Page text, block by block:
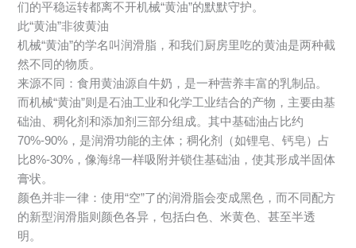
们的平稳运转都离不开机械“黄油”的默默守护。
此“黄油”非彼黄油
机械“黄油”的学名叫润滑脂，和我们厨房里吃的黄油是两种截
然不同的物质。
来源不同：食用黄油源自牛奶，是一种营养丰富的乳制品。
而机械“黄油”则是石油工业和化学工业结合的产物，主要由基
础油、稠化剂和添加剂三部分组成。其中基础油占比约
70%-90%，是润滑功能的主体；稠化剂（如锂皂、钙皂）占
比8%-30%，像海绵一样吸附并锁住基础油，使其形成半固体
膏状。
颜色并非一律：使用“空”了的润滑脂会变成黑色，而不同配方
的新型润滑脂则颜色各异，包括白色、米黄色、甚至半透
明。